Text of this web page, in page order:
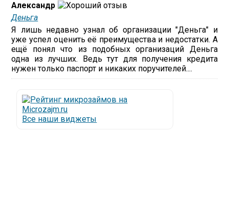
Александр
Деньга
Я лишь недавно узнал об организации "Деньга" и
уже успел оценить её преимущества и недостатки. А
ещё понял что из подобных организаций Деньга
одна из лучших. Ведь тут для получения кредита
нужен только паспорт и никаких поручителей....
Все наши виджеты